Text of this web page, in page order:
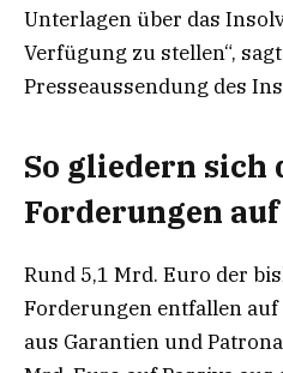
Unterlagen über das
Verfügung zu stellen“,
Presseaussendung des
So gliedern sich
Forderungen auf
Rund 5,1 Mrd. Euro der
Forderungen entfallen
aus Garantien und